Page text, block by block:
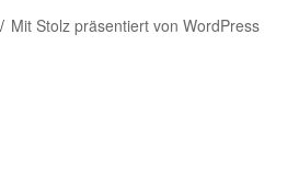
Mit Stolz präsentiert von WordPress